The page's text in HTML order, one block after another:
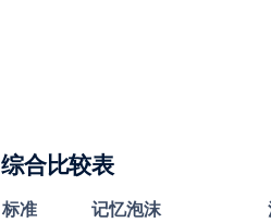
综合比较表
标准 记忆泡沫